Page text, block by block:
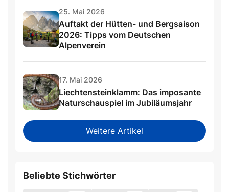
25. Mai 2026
Auftakt der Hütten- und Bergsaison
2026: Tipps vom Deutschen
Alpenverein
17. Mai 2026
Liechtensteinklamm: Das imposante
Naturschauspiel im Jubiläumsjahr
Weitere Artikel
Beliebte Stichwörter